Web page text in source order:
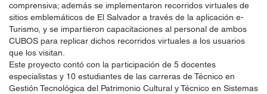
comprensiva; además se implementaron recorridos virtuales de
sitios emblemáticos de El Salvador a través de la aplicación e-
Turismo, y se impartieron capacitaciones al personal de ambos
CUBOS para replicar dichos recorridos virtuales a los usuarios
que los visitan.
Este proyecto contó con la participación de 5 docentes
especialistas y 10 estudiantes de las carreras de Técnico en
Gestión Tecnológica del Patrimonio Cultural y Técnico en Sistemas